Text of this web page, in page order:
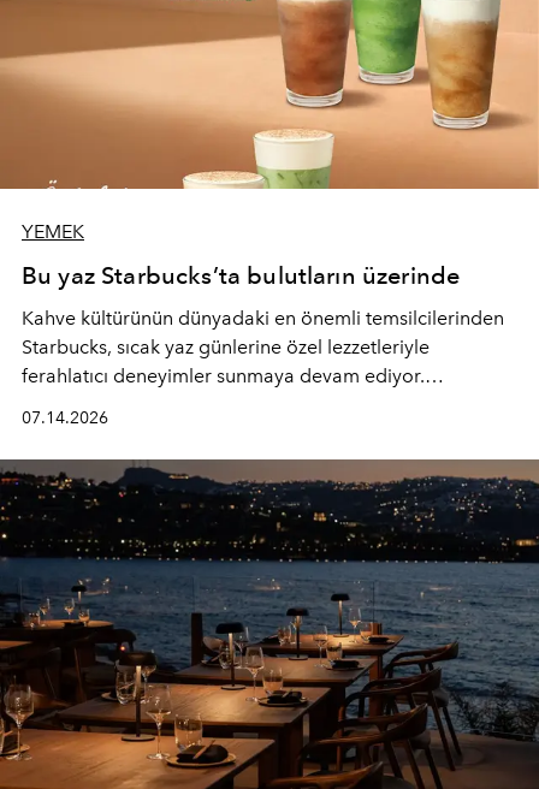
YEMEK
Bu yaz Starbucks’ta bulutların üzerinde
Kahve kültürünün dünyadaki en önemli temsilcilerinden
Starbucks, sıcak yaz günlerine özel lezzetleriyle
ferahlatıcı deneyimler sunmaya devam ediyor.
yepyeni Cloud Frappuccino® Blended Beverage çeşitleri
ve yiyecek alternatifleri yazın keyfine lezzet katıyor.
07.14.2026